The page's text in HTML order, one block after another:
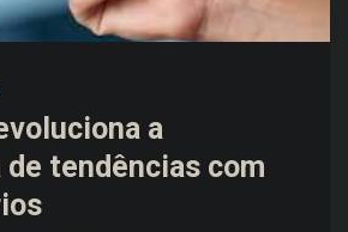
a
tendências com